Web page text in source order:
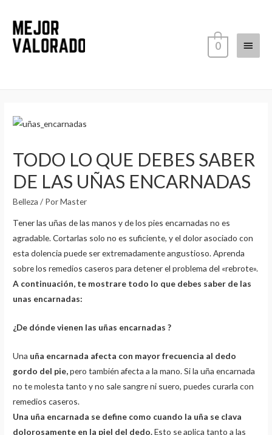
contenido
Menú
0
TODO LO QUE DEBES SABER
DE LAS UÑAS ENCARNADAS
Belleza / PorMaster
Tener las uñas de las manos y de los pies encarnadas no es
agradable. Cortarlas solo no es suficiente, y el dolor asociado con
esta dolencia puede ser extremadamente angustioso. Aprenda
sobre los remedios caseros para detener el problema del «rebrote».
A continuación, te mostrare todo lo que debes saber de las
unas encarnadas:
¿De dónde vienen las uñas encarnadas ?
Una uña encarnada afecta con mayor frecuencia al dedo
gordo del pie,pero también afecta a la mano. Si la uña encarnada
no te molesta tanto y no sale sangre ni suero, puedes curarla con
remedios caseros.
Una uña encarnada se define como cuando la uña se clava
dolorosamente en la piel del dedo.Esto se aplica tanto a las